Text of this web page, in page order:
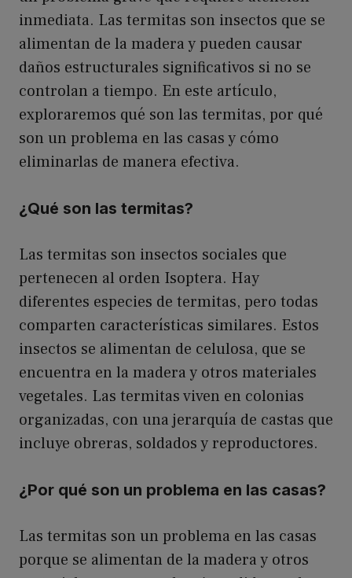
inmediata. Las termitas son insectos que se
alimentan de la madera y pueden causar
daños estructurales significativos si no se
controlan a tiempo. En este artículo,
exploraremos qué son las termitas, por qué
son un problema en las casas y cómo
eliminarlas de manera efectiva.
¿Qué son las termitas?
Las termitas son insectos sociales que
pertenecen al orden Isoptera. Hay
diferentes especies de termitas, pero todas
comparten características similares. Estos
insectos se alimentan de celulosa, que se
encuentra en la madera y otros materiales
vegetales. Las termitas viven en colonias
organizadas, con una jerarquía de castas que
incluye obreras, soldados y reproductores.
¿Por qué son un problema en las casas?
Las termitas son un problema en las casas
porque se alimentan de la madera y otros